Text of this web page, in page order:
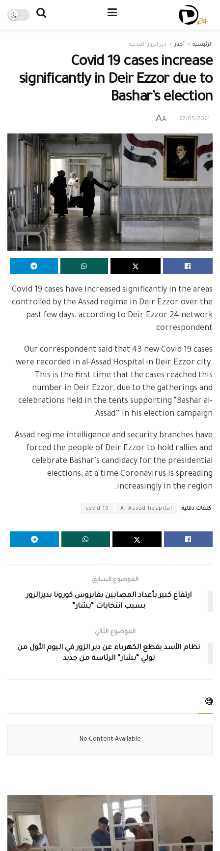
الرئيسية أخبار دير الزور المدينة
Covid 19 cases increase
significantly in Deir Ezzor due to
Bashar’s election
27/05/2021
A
A
Covid 19 cases have increased significantly in the areas
controlled by the Assad regime in Deir Ezzor over the
past few days, according to Deir Ezzor 24 network
correspondent.
Our correspondent said that 43 new Covid 19 cases
were recorded in al-Assad Hospital in Deir Ezzor city.
This is the first time that the cases reached this
number in Deir Ezzor, due to the gatherings and
celebrations held in the tents supporting “Bashar al-
Assad” in his election campaign.
Assad regime intelligence and security branches have
forced the people of Deir Ezzor to hold rallies and
celebrate Bashar’s candidacy for the presidential
elections, at a time Coronavirus is spreading
increasingly in the region.
كلمات دلالية: Al-Assad hospital
covid-19
الموضوع السابق
ارتفاع كبير بأعداد المصابين بفايروس كورونا بديرالزور
بسبب انتخابات “بشار”
الموضوع التالي
نظام الأسد يقطع الكهرباء عن دير الزور في اليوم الأول من
تولي “بشار” الرئاسة من جديد
🧐
No Content Available